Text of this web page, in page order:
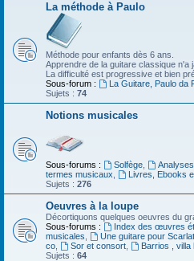
La méthode à Paulo
Méthode pour enfants dès 6 ans.
Apprendre de la guitare classique n'a
La difficulté est progressive et bien
Sous-forum :
La Guitare, Paulo da
Sujets : 74
Notions musicales
Sous-forums : Solfège,
termes musicaux
Livres, Ebooks
Sujets : 276
Oeuvres à la loupe
Décortiquons quelques oeuvres du
Sous-forums :
Index des œuvres
musicales
Une guitare pour
co
Sor et consort, Barrios , villa
Sujets : 64